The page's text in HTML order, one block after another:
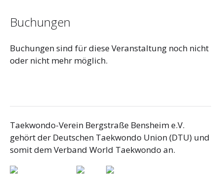
Buchungen
Buchungen sind für diese Veranstaltung noch nicht
oder nicht mehr möglich.
Taekwondo-Verein Bergstraße Bensheim e.V.
gehört der Deutschen Taekwondo Union (DTU) und
somit dem Verband World Taekwondo an.